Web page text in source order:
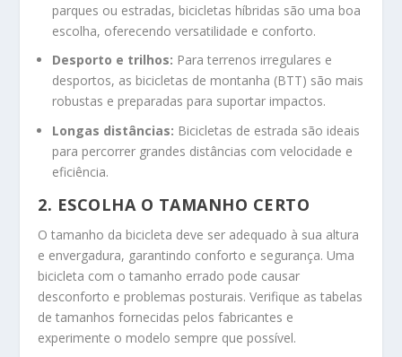
parques ou estradas, bicicletas híbridas são uma boa
escolha, oferecendo versatilidade e conforto.
Desporto e trilhos: Para terrenos irregulares e
desportos, as bicicletas de montanha (BTT) são mais
robustas e preparadas para suportar impactos.
Longas distâncias: Bicicletas de estrada são ideais
para percorrer grandes distâncias com velocidade e
eficiência.
2. ESCOLHA O TAMANHO CERTO
O tamanho da bicicleta deve ser adequado à sua altura
e envergadura, garantindo conforto e segurança. Uma
bicicleta com o tamanho errado pode causar
desconforto e problemas posturais. Verifique as tabelas
de tamanhos fornecidas pelos fabricantes e
experimente o modelo sempre que possível.